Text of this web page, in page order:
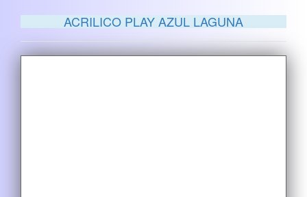
ACRILICO PLAY AZUL LAGUNA